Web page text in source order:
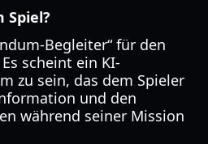
Spiel?
Begleiter“ für den
scheint ein KI-
zu sein, das dem Spieler
und den
während seiner Mission